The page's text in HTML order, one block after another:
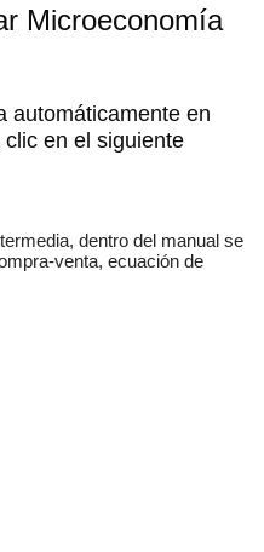
Microeconomía
automáticamente en
en el siguiente
dentro del manual se
venta, ecuación de